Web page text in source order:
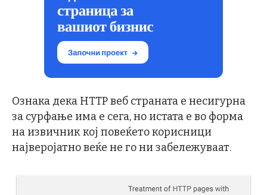
Ознака дека HTTP веб страната е несигурна
за сурфање има е сега, но истата е во форма
на извичник кој повеќето корисници
најверојатно веќе не го ни забележуваат.